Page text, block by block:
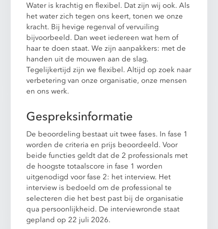
Water is krachtig en flexibel. Dat zijn wij ook. Als
het water zich tegen ons keert, tonen we onze
kracht. Bij hevige regenval of vervuiling
bijvoorbeeld. Dan weet iedereen wat hem of
haar te doen staat. We zijn aanpakkers: met de
handen uit de mouwen aan de slag.
Tegelijkertijd zijn we flexibel. Altijd op zoek naar
verbetering van onze organisatie, onze mensen
en ons werk.
Gespreksinformatie
De beoordeling bestaat uit twee fases. In fase 1
worden de criteria en prijs beoordeeld. Voor
beide functies geldt dat de 2 professionals met
de hoogste totaalscore in fase 1 worden
uitgenodigd voor fase 2: het interview. Het
interview is bedoeld om de professional te
selecteren die het best past bij de organisatie
qua persoonlijkheid. De interviewronde staat
gepland op 22 juli 2026.